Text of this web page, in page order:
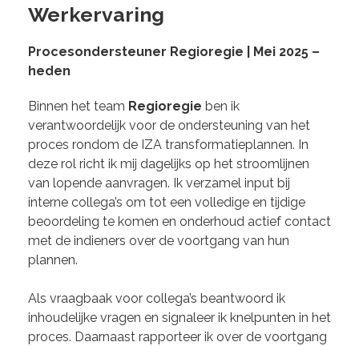
Werkervaring
Procesondersteuner Regioregie | Mei 2025 –
heden
Binnen het team Regioregie ben ik
verantwoordelijk voor de ondersteuning van het
proces rondom de IZA transformatieplannen. In
deze rol richt ik mij dagelijks op het stroomlijnen
van lopende aanvragen. Ik verzamel input bij
interne collega’s om tot een volledige en tijdige
beoordeling te komen en onderhoud actief contact
met de indieners over de voortgang van hun
plannen.
Als vraagbaak voor collega’s beantwoord ik
inhoudelijke vragen en signaleer ik knelpunten in het
proces. Daarnaast rapporteer ik over de voortgang